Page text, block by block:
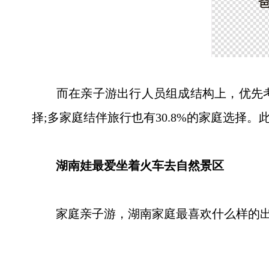
而在亲子游出行人员组成结构上，优先考
择;多家庭结伴旅行也有30.8%的家庭选择。
湖南娃最爱坐着火车去自然景区
家庭亲子游，湖南家庭最喜欢什么样的